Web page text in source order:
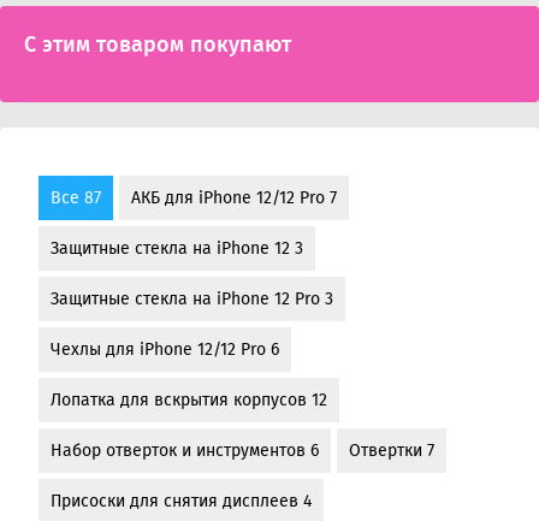
С этим товаром покупают
Все 87 АКБ для iPhone 12/12 Pro 7
Защитные стекла на iPhone 12 3
Защитные стекла на iPhone 12 Pro 3
Чехлы для iPhone 12/12 Pro 6
Лопатка для вскрытия корпусов 12
Набор отверток и инструментов 6 Отвертки 7
Присоски для снятия дисплеев 4